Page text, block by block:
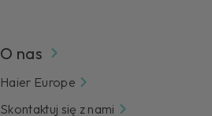
O nas
Haier Europe
Skontaktuj się z nami